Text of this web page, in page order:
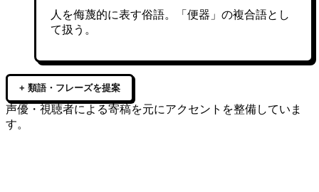
人を侮蔑的に表す俗語。「便器」の複合語とし
て扱う。
+ 類語・フレーズを提案
声優・視聴者による寄稿を元にアクセントを整備していま
す。